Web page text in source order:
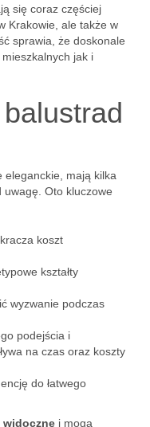
się coraz częściej
Krakowie, ale także w
sprawia, że doskonale
jak i
eleganckie, mają kilka
Oto kluczowe
koszt
kształty
wyzwanie podczas
podejścia i
na czas oraz koszty
do łatwego
widoczne i mogą